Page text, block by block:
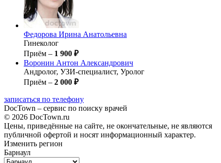
Федорова Ирина Анатольевна
Гинеколог
Приём – 1 900 ₽
Воронин Антон Александрович
Андролог, УЗИ-специалист, Уролог
Приём – 2 000 ₽
записаться по телефону
DocTown – сервис по поиску врачей
© 2026 DocTown.ru
Цены, приведённые на сайте, не окончательные, не являются
публичной офертой и носят информационный характер.
Изменить регион
Барнаул